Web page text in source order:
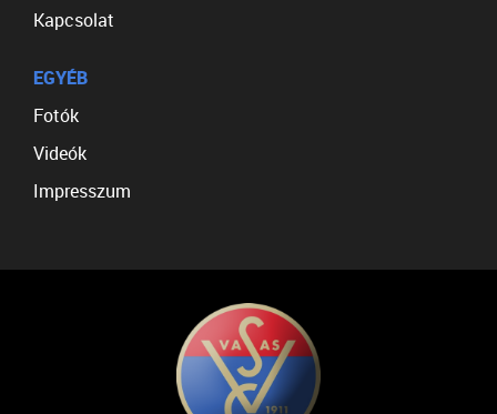
Kapcsolat
EGYÉB
Fotók
Videók
Impresszum